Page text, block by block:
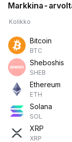
Markkina-
Kolikko
Bitcoin
BTC
Sheboshis
SHEB
Ethereum
ETH
Solana
SOL
XRP
XRP